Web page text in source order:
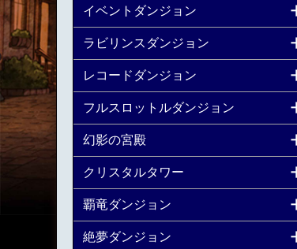
イベントダンジョン
ラビリンスダンジョン
レコードダンジョン
フルスロットルダンジョン
幻影の宮殿
クリスタルタワー
覇竜ダンジョン
絶夢ダンジョン